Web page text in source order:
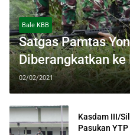
Bale KBB
Satgas Pamtas
Diberangkatkan ke
02/02/2021
Kasdam III/
Pasukan